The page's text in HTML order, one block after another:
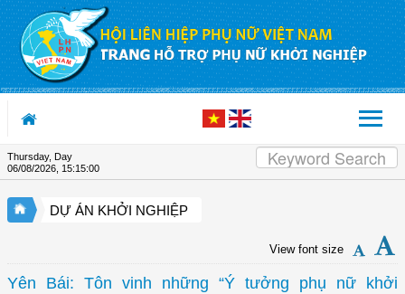
Skip to Content
Thursday, Day
06/08/2026 15:15:00
DỰ ÁN KHỞI NGHIỆP
View font size
Yên Bái: Tôn vinh những “Ý tưởng phụ nữ khởi